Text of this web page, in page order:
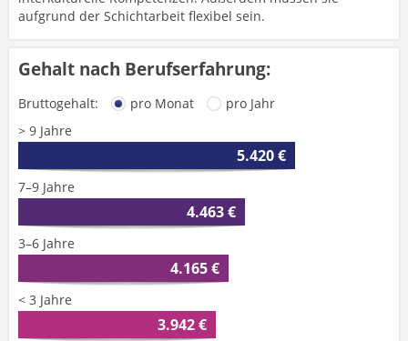
aufgrund der Schichtarbeit flexibel sein.
Gehalt nach Berufserfahrung:
Bruttogehalt: pro Monat
pro Jahr
> 9 Jahre
5.420 €
7–9 Jahre
4.463 €
3–6 Jahre
4.165 €
< 3 Jahre
3.942 €